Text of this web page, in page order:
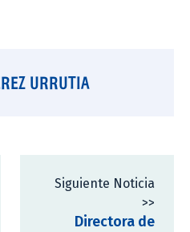
URRUTIA
Siguiente Noticia
>>
Directora de